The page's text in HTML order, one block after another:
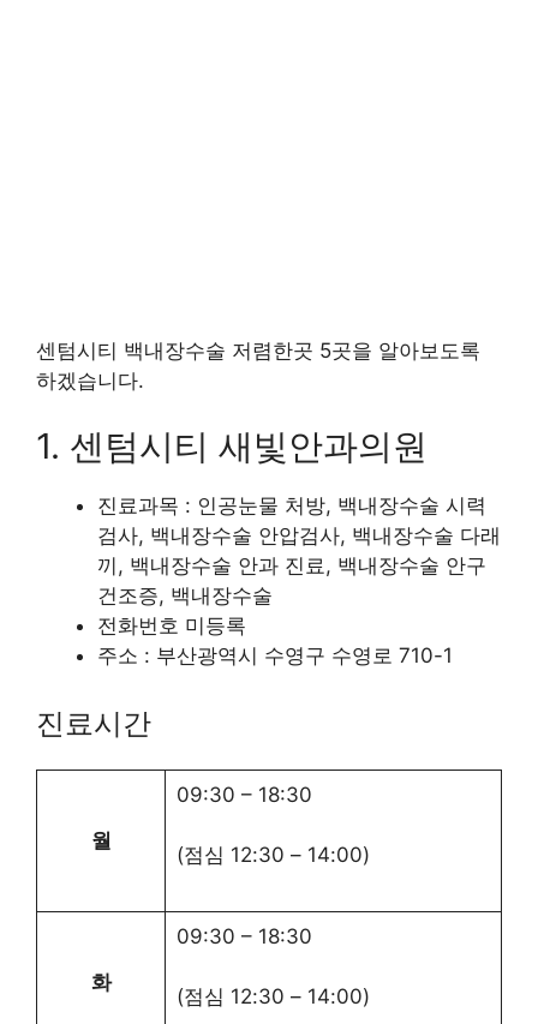
센텀시티 백내장수술 저렴한곳 5곳을 알아보도록
하겠습니다.
1. 센텀시티 새빛안과의원
진료과목 : 인공눈물 처방, 백내장수술 시력
검사, 백내장수술 안압검사, 백내장수술 다래
끼, 백내장수술 안과 진료, 백내장수술 안구
건조증, 백내장수술
전화번호 미등록
주소 : 부산광역시 수영구 수영로 710-1
진료시간
월
09:30 – 18:30
(점심 12:30 – 14:00)
화
09:30 – 18:30
(점심 12:30 – 14:00)